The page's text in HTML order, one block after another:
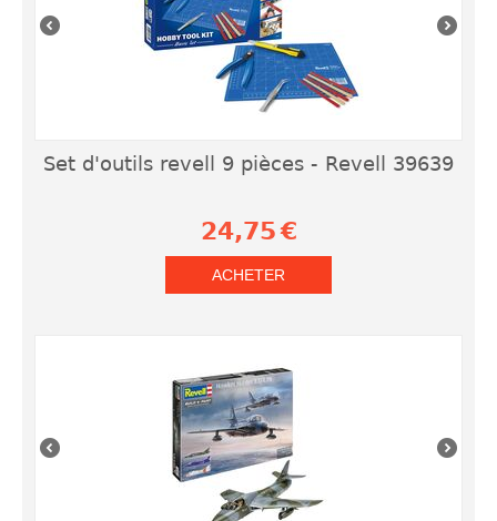
Set d'outils revell 9 pièces - Revell 39639
24,75€
ACHETER